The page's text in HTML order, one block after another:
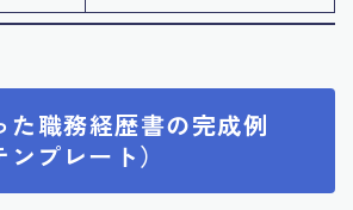
た職務経歴書の完成例
ンプレート）